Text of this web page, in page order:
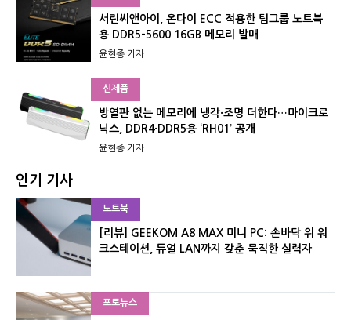
서린씨앤아이, 온다이 ECC 적용한 팀그룹 노트북
용 DDR5-5600 16GB 메모리 발매
윤현종 기자
신제품
방열판 없는 메모리에 냉각·조명 더한다…마이크로
닉스, DDR4·DDR5용 ‘RH01’ 공개
윤현종 기자
인기 기사
노트북
[리뷰] GEEKOM A8 MAX 미니 PC: 손바닥 위 워
크스테이션, 듀얼 LAN까지 갖춘 묵직한 실력자
포토뉴스